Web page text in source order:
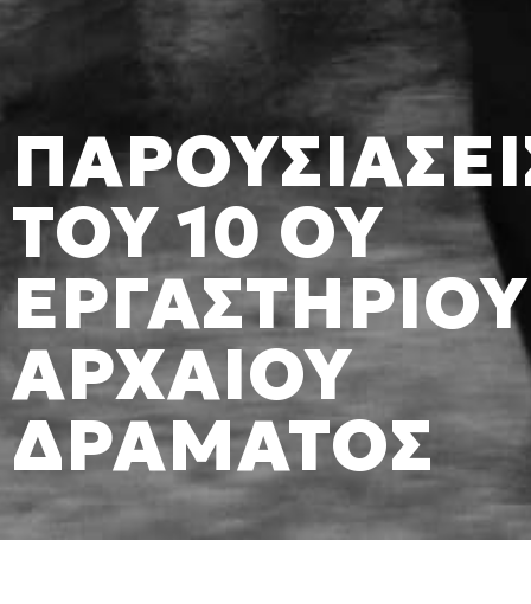
ΤΟΥ 10 ΟΥ
ΕΡΓΑΣΤΗΡΙΟΥ
ΑΡΧΑΙΟΥ
ΔΡΑΜΑΤΟΣ